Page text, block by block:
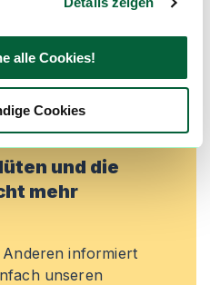
alle Cookies!
Cookies
und die
mehr
informiert
unseren